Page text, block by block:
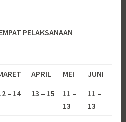
PELAKSANAAN
APRIL MEI
JUNI
– 14 13 – 15
11 –
13
11 –
13